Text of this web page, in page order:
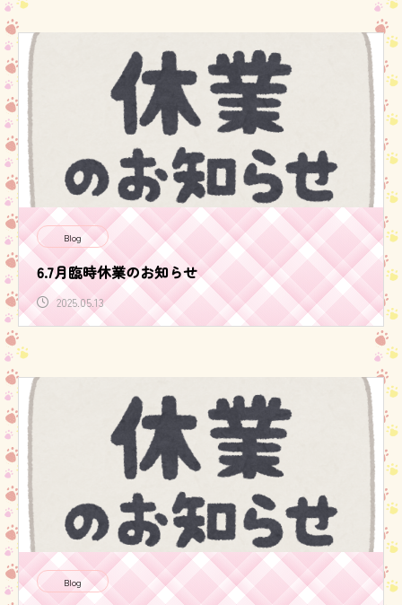
Blog
6.7月臨時休業のお知らせ
2025.05.13
Blog